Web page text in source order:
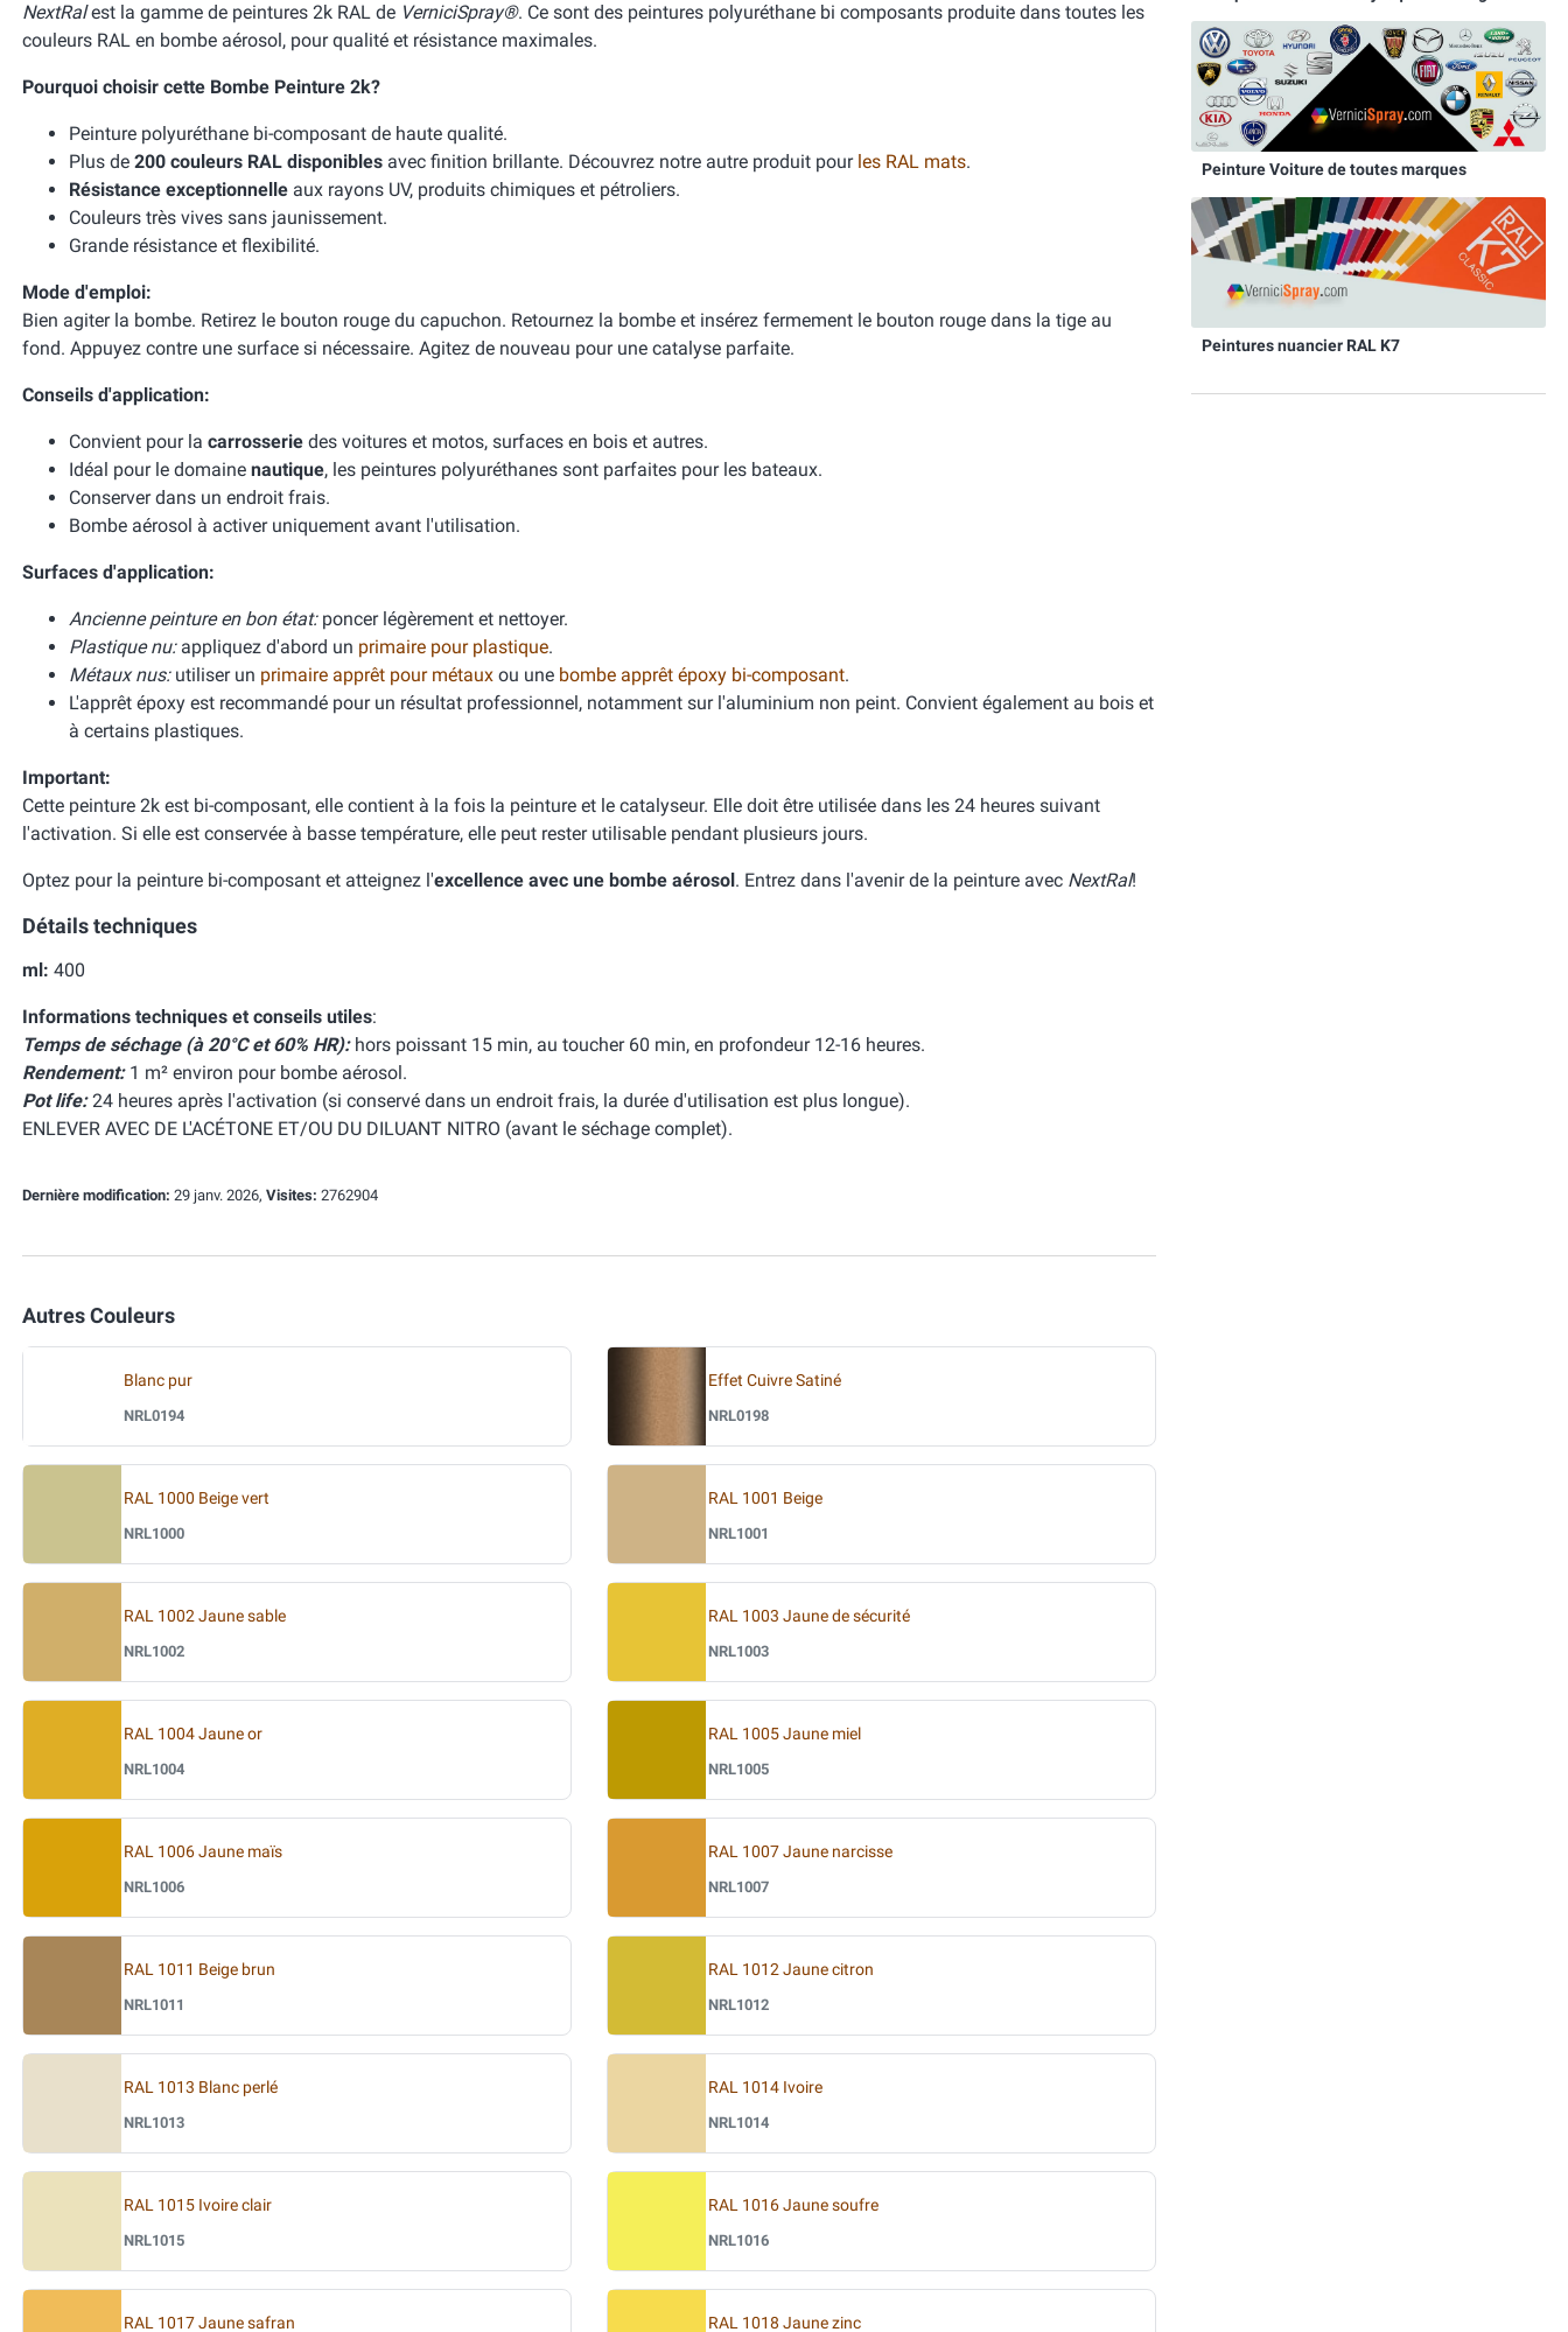
NextRalest la gamme de peintures 2k RAL de VerniciSpray®. Ce sont des peintures polyuréthane bi composants produite dans toutes les
couleurs RAL en bombe aérosol, pour qualité et résistance maximales.
Pourquoi choisir cette Bombe Peinture 2k?
Peinture polyuréthane bi-composant de haute qualité.
Plus de 200 couleurs RAL disponibles avec finition brillante. Découvrez notre autre produit pour les RAL mats.
Résistance exceptionnelle aux rayons UV, produits chimiques et pétroliers.
Couleurs très vives sans jaunissement.
Grande résistance et flexibilité.
Mode d'emploi:
Bien agiter la bombe. Retirez le bouton rouge du capuchon. Retournez la bombe et insérez fermement le bouton rouge dans la tige au
fond. Appuyez contre une surface si nécessaire. Agitez de nouveau pour une catalyse parfaite.
Conseils d'application:
Convient pour la carrosserie des voitures et motos, surfaces en bois et autres.
Idéal pour le domaine nautique, les peintures polyuréthanes sont parfaites pour les bateaux.
Conserver dans un endroit frais.
Bombe aérosol à activer uniquement avant l'utilisation.
Surfaces d'application:
Ancienne peinture en bon état:poncer légèrement et nettoyer.
Plastique nu:appliquez d'abord un primaire pour plastique.
Métaux nus:utiliser un primaire apprêt pour métaux ou une bombe apprêt époxy bi-composant.
L'apprêt époxy est recommandé pour un résultat professionnel, notamment sur l'aluminium non peint. Convient également au bois et
à certains plastiques.
Important:
Cette peinture 2k est bi-composant, elle contient à la fois la peinture et le catalyseur. Elle doit être utilisée dans les 24 heures suivant
l'activation. Si elle est conservée à basse température, elle peut rester utilisable pendant plusieurs jours.
Optez pour la peinture bi-composant et atteignez l'excellence avec une bombe aérosol. Entrez dans l'avenir de la peinture avec NextRal!
Détails techniques
ml: 400
Informations techniques et conseils utiles:
Temps de séchage (à 20°C et 60% HR):hors poissant 15 min, au toucher 60 min, en profondeur 12-16 heures.
Rendement:1 m² environ pour bombe aérosol.
Pot life:24 heures après l'activation (si conservé dans un endroit frais, la durée d'utilisation est plus longue).
ENLEVER AVEC DE L'ACÉTONE ET/OU DU DILUANT NITRO (avant le séchage complet).
Dernière modification: 29 janv. 2026, Visites: 2762904
Autres Couleurs
Blanc pur
NRL0194
Effet Cuivre Satiné
NRL0198
RAL 1000 Beige vert
NRL1000
RAL 1001 Beige
NRL1001
RAL 1002 Jaune sable
NRL1002
RAL 1003 Jaune de sécurité
NRL1003
RAL 1004 Jaune or
NRL1004
RAL 1005 Jaune miel
NRL1005
RAL 1006 Jaune maïs
NRL1006
RAL 1007 Jaune narcisse
NRL1007
RAL 1011 Beige brun
NRL1011
RAL 1012 Jaune citron
NRL1012
RAL 1013 Blanc perlé
NRL1013
RAL 1014 Ivoire
NRL1014
RAL 1015 Ivoire clair
NRL1015
RAL 1016 Jaune soufre
NRL1016
RAL 1017 Jaune safran RAL 1018 Jaune zinc
Peinture Voiture de toutes marques
Peintures nuancier RAL K7